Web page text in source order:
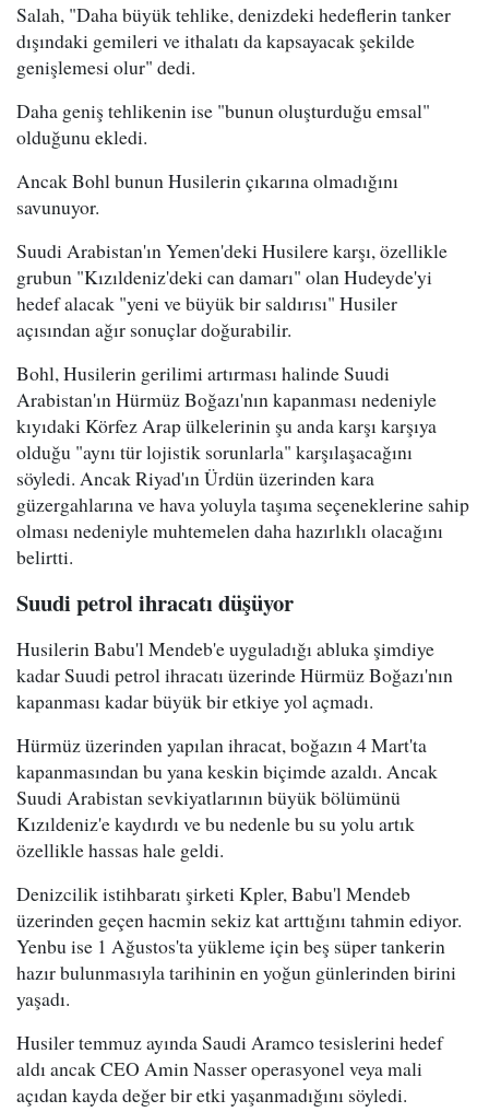
Salah, "Daha büyük tehlike, denizdeki hedeflerin tanker
dışındaki gemileri ve ithalatı da kapsayacak şekilde
genişlemesi olur" dedi.
Daha geniş tehlikenin ise "bunun oluşturduğu emsal"
olduğunu ekledi.
Ancak Bohl bunun Husilerin çıkarına olmadığını
savunuyor.
Suudi Arabistan'ın Yemen'deki Husilere karşı, özellikle
grubun "Kızıldeniz'deki can damarı" olan Hudeyde'yi
hedef alacak "yeni ve büyük bir saldırısı" Husiler
açısından ağır sonuçlar doğurabilir.
Bohl, Husilerin gerilimi artırması halinde Suudi
Arabistan'ın Hürmüz Boğazı'nın kapanması nedeniyle
kıyıdaki Körfez Arap ülkelerinin şu anda karşı karşıya
olduğu "aynı tür lojistik sorunlarla" karşılaşacağını
söyledi. Ancak Riyad'ın Ürdün üzerinden kara
güzergahlarına ve hava yoluyla taşıma seçeneklerine sahip
olması nedeniyle muhtemelen daha hazırlıklı olacağını
belirtti.
Suudi petrol ihracatı düşüyor
Husilerin Babu'l Mendeb'e uyguladığı abluka şimdiye
kadar Suudi petrol ihracatı üzerinde Hürmüz Boğazı'nın
kapanması kadar büyük bir etkiye yol açmadı.
Hürmüz üzerinden yapılan ihracat, boğazın 4 Mart'ta
kapanmasından bu yana keskin biçimde azaldı. Ancak
Suudi Arabistan sevkiyatlarının büyük bölümünü
Kızıldeniz'e kaydırdı ve bu nedenle bu su yolu artık
özellikle hassas hale geldi.
Denizcilik istihbaratı şirketi Kpler, Babu'l Mendeb
üzerinden geçen hacmin sekiz kat arttığını tahmin ediyor.
Yenbu ise 1 Ağustos'ta yükleme için beş süper tankerin
hazır bulunmasıyla tarihinin en yoğun günlerinden birini
yaşadı.
Husiler temmuz ayında Saudi Aramco tesislerini hedef
aldı ancak CEO Amin Nasser operasyonel veya mali
açıdan kayda değer bir etki yaşanmadığını söyledi.